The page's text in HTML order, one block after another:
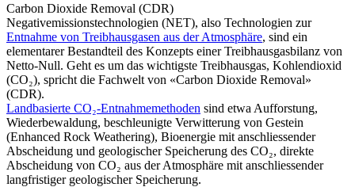
Carbon Dioxide Removal (CDR)
Negativemissionstechnologien (NET), also Technologien zur
Entnahme von Treibhausgasen aus der Atmosphäre, sind ein
elementarer Bestandteil des Konzepts einer Treibhausgasbilanz von
Netto-Null. Geht es um das wichtigste Treibhausgas, Kohlendioxid
(CO₂), spricht die Fachwelt von «Carbon Dioxide Removal»
(CDR).
Landbasierte CO₂-Entnahmemethoden sind etwa Aufforstung,
Wiederbewaldung, beschleunigte Verwitterung von Gestein
(Enhanced Rock Weathering), Bioenergie mit anschliessender
Abscheidung und geologischer Speicherung des CO₂, direkte
Abscheidung von CO₂ aus der Atmosphäre mit anschliessender
langfristiger geologischer Speicherung.